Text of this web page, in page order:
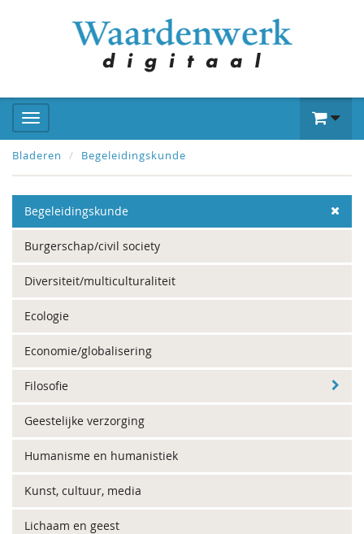
Bladeren Begeleidingskunde
Begeleidingskunde
Burgerschap/civil society
Diversiteit/multiculturaliteit
Ecologie
Economie/globalisering
Filosofie
Geestelijke verzorging
Humanisme en humanistiek
Kunst, cultuur, media
Lichaam en geest